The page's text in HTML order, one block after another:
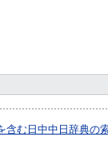
含む日中中日辞典の